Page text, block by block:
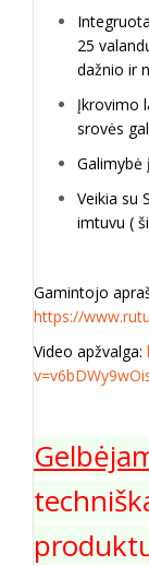
25
dažnio ir
Įkrovimo
srovės
Veikia su
imtuvu (
Gamintojo
https://
Video apžvalga: